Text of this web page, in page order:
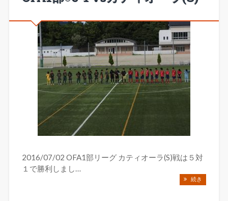
2016/07/02 OFA1部リーグ カティオーラ(S)戦は５対
１で勝利しまし…
続き